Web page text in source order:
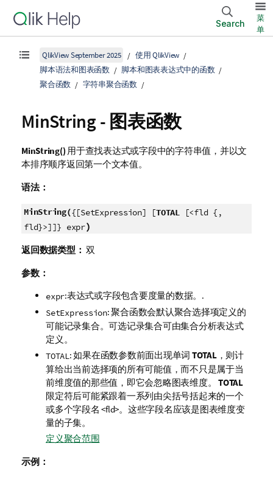
Search
菜
单
QlikView September 2025
使用 QlikView
脚本语法和图表函数
脚本和图表表达式中的函数
聚合函数
字符串聚合函数
MinString - 图表函数
MinString() 用于查找表达式或字段中的字符串值，并以文
本排序顺序返回第一个文本值。
语法：
MinString({[SetExpression] [TOTAL[<fld {,
fld}>]]} expr)
返回数据类型： 双
参数：
expr:表达式或字段包含要度量的数据。.
SetExpression: 聚合函数会默认聚合选择项定义的
可能记录集合。可选记录集合可由集合分析表达式
定义。
TOTAL: 如果在函数参数前面出现单词 TOTAL，则计
算给出当前选择项的所有可能值，而不只是属于当
前维度值的那些值，即它会忽略图表维度。 TOTAL
限定符后可能紧跟着一系列由尖括号括起来的一个
或多个字段名<fld>。这些字段名应该是图表维度变
量的子集。
定义聚合范围
示例：